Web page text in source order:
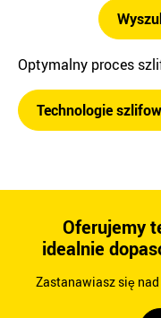
Optymalny proces
Technologie
Oferujemy
idealnie
Zastanawiasz się